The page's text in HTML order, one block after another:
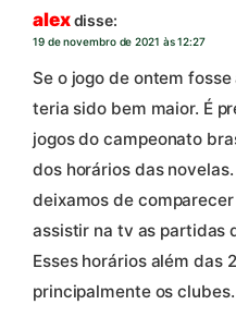
alexdisse:
19 de novembro de 2021 às 12:27
Se o jogo de ontem
teria sido bem maior. É
jogos do campeonato
dos horários das
deixamos de
assistir na tv as partidas
Esses horários além das
principalmente os clubes.